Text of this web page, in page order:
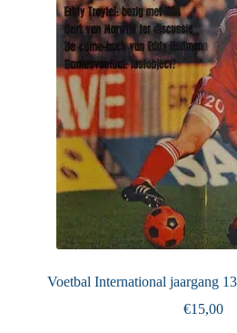
Voetbal International jaargang
€15,00